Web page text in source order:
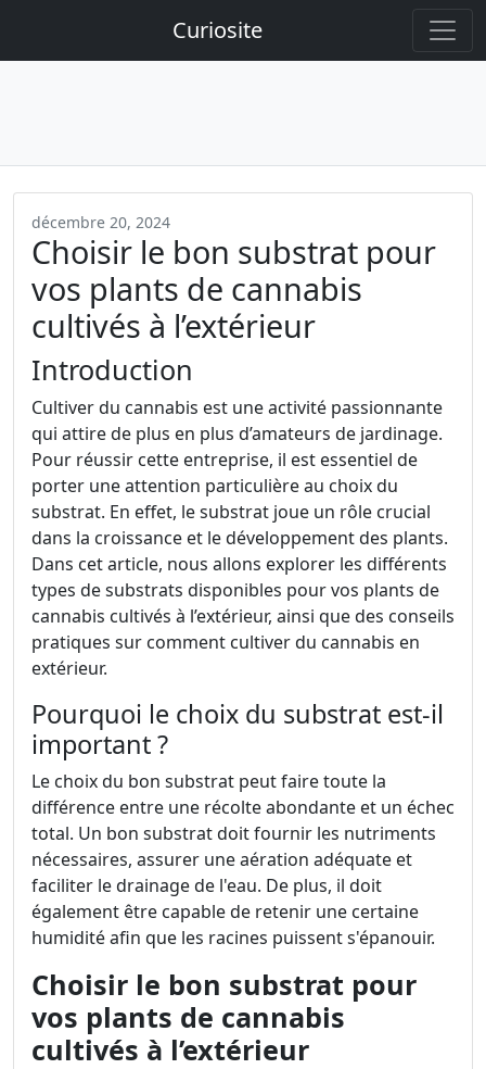
Curiosite
décembre 20, 2024
Choisir le bon substrat pour
vos plants de cannabis
cultivés à l’extérieur
Introduction
Cultiver du cannabis est une activité passionnante
qui attire de plus en plus d’amateurs de jardinage.
Pour réussir cette entreprise, il est essentiel de
porter une attention particulière au choix du
substrat. En effet, le substrat joue un rôle crucial
dans la croissance et le développement des plants.
Dans cet article, nous allons explorer les différents
types de substrats disponibles pour vos plants de
cannabis cultivés à l’extérieur, ainsi que des conseils
pratiques sur comment cultiver du cannabis en
extérieur.
Pourquoi le choix du substrat est-il
important ?
Le choix du bon substrat peut faire toute la
différence entre une récolte abondante et un échec
total. Un bon substrat doit fournir les nutriments
nécessaires, assurer une aération adéquate et
faciliter le drainage de l'eau. De plus, il doit
également être capable de retenir une certaine
humidité afin que les racines puissent s'épanouir.
Choisir le bon substrat pour
vos plants de cannabis
cultivés à l’extérieur